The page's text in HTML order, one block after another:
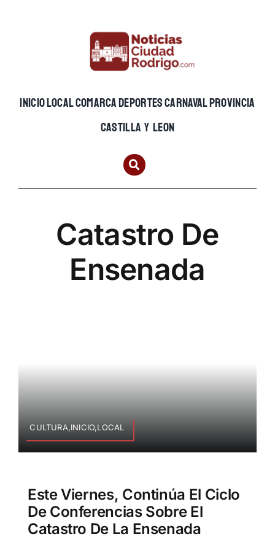
INICIOLOCALCOMARCADEPORTESCARNAVALPROVINCIA
CASTILLA Y LEON
Catastro De
Ensenada
CULTURA,INICIO,LOCAL
Este Viernes, Continúa El Ciclo
De Conferencias Sobre El
Catastro De La Ensenada